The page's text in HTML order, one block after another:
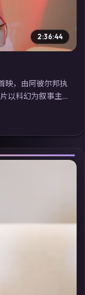
2:36:44
映，由阿彼尔邦执
以科幻为叙事主
摄影与配乐强化
视剧在线看」延
。